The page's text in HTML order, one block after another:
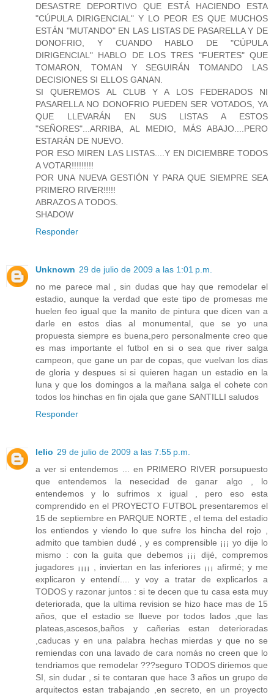
DESASTRE DEPORTIVO QUE ESTÁ HACIENDO ESTA
"CÚPULA DIRIGENCIAL" Y LO PEOR ES QUE MUCHOS
ESTÁN "MUTANDO" EN LAS LISTAS DE PASARELLA Y DE
DONOFRIO, Y CUANDO HABLO DE "CÚPULA
DIRIGENCIAL" HABLO DE LOS TRES "FUERTES" QUE
TOMARON, TOMAN Y SEGUIRÁN TOMANDO LAS
DECISIONES SI ELLOS GANAN.
SI QUEREMOS AL CLUB Y A LOS FEDERADOS NI
PASARELLA NO DONOFRIO PUEDEN SER VOTADOS, YA
QUE LLEVARÁN EN SUS LISTAS A ESTOS
"SEÑORES"...ARRIBA, AL MEDIO, MÁS ABAJO....PERO
ESTARÁN DE NUEVO.
POR ESO MIREN LAS LISTAS....Y EN DICIEMBRE TODOS
A VOTAR!!!!!!!!!
POR UNA NUEVA GESTIÓN Y PARA QUE SIEMPRE SEA
PRIMERO RIVER!!!!!
ABRAZOS A TODOS.
SHADOW
Responder
Unknown 29 de julio de 2009 a las 1:01 p.m.
no me parece mal , sin dudas que hay que remodelar el
estadio, aunque la verdad que este tipo de promesas me
huelen feo igual que la manito de pintura que dicen van a
darle en estos dias al monumental, que se yo una
propuesta siempre es buena,pero personalmente creo que
es mas importante el futbol en si o sea que river salga
campeon, que gane un par de copas, que vuelvan los dias
de gloria y despues si si quieren hagan un estadio en la
luna y que los domingos a la mañana salga el cohete con
todos los hinchas en fin ojala que gane SANTILLI saludos
Responder
lelio 29 de julio de 2009 a las 7:55 p.m.
a ver si entendemos ... en PRIMERO RIVER porsupuesto
que entendemos la nesecidad de ganar algo , lo
entendemos y lo sufrimos x igual , pero eso esta
comprendido en el PROYECTO FUTBOL presentaremos el
15 de septiembre en PARQUE NORTE , el tema del estadio
los entiendos y viendo lo que sufre los hincha del rojo ,
admito que tambien dudé , y es comprensible ¡¡¡ yo dije lo
mismo : con la guita que debemos ¡¡¡ dijé, compremos
jugadores ¡¡¡¡ , inviertan en las inferiores ¡¡¡ afirmé; y me
explicaron y entendí.... y voy a tratar de explicarlos a
TODOS y razonar juntos : si te decen que tu casa esta muy
deteriorada, que la ultima revision se hizo hace mas de 15
años, que el estadio se llueve por todos lados ,que las
plateas,ascesos,baños y cañerias estan deterioradas
,caducas y en una palabra hechas mierdas y que no se
remiendas con una lavado de cara nomás no creen que lo
tendriamos que remodelar ???seguro TODOS diriemos que
SI, sin dudar , si te contaran que hace 3 años un grupo de
arquitectos estan trabajando ,en secreto, en un proyecto